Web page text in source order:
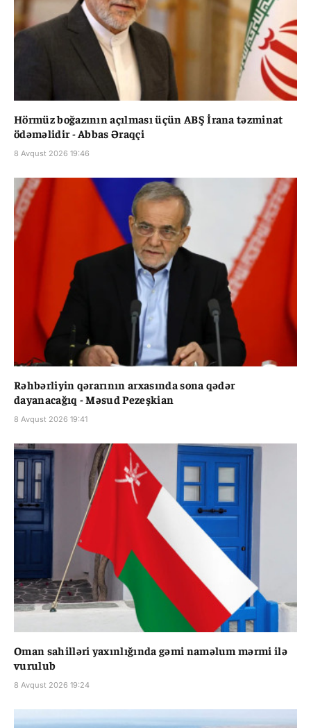
Hörmüz boğazının açılması üçün ABŞ İrana təzminat
ödəməlidir - Abbas Əraqçi
8 Avqust 2026 19:46
Rəhbərliyin qərarının arxasında sona qədər
dayanacağıq - Məsud Pezeşkian
8 Avqust 2026 19:41
Oman sahilləri yaxınlığında gəmi naməlum mərmi ilə
vurulub
8 Avqust 2026 19:24